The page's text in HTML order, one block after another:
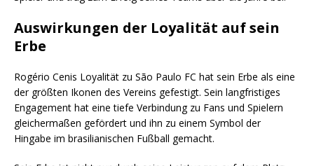
Auswirkungen der Loyalität auf sein
Erbe
Rogério Cenis Loyalität zu São Paulo FC hat sein Erbe als eine
der größten Ikonen des Vereins gefestigt. Sein langfristiges
Engagement hat eine tiefe Verbindung zu Fans und Spielern
gleichermaßen gefördert und ihn zu einem Symbol der
Hingabe im brasilianischen Fußball gemacht.